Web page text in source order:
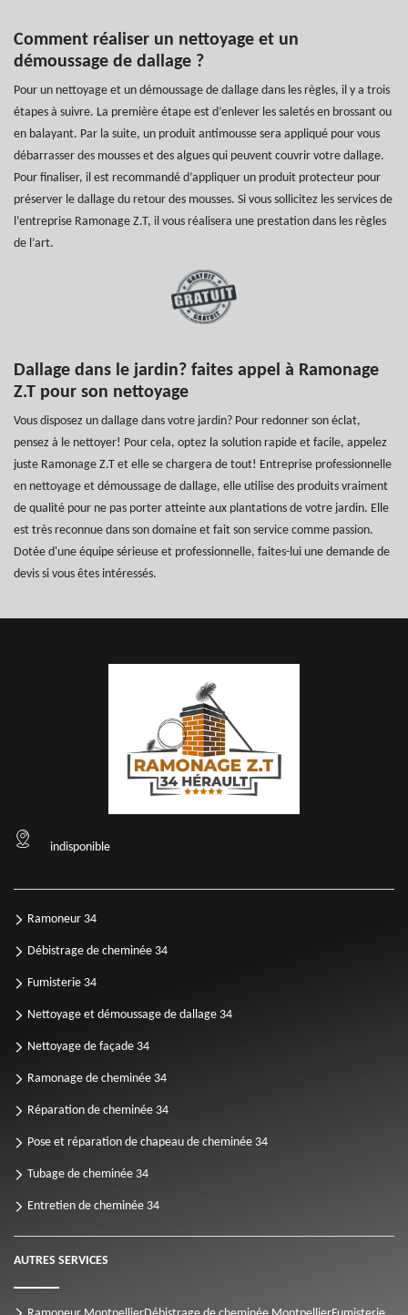
Comment réaliser un nettoyage et un
démoussage de dallage ?
Pour un nettoyage et un démoussage de dallage dans les règles, il y a trois
étapes à suivre. La première étape est d’enlever les saletés en brossant ou
en balayant. Par la suite, un produit antimousse sera appliqué pour vous
débarrasser des mousses et des algues qui peuvent couvrir votre dallage.
Pour finaliser, il est recommandé d’appliquer un produit protecteur pour
préserver le dallage du retour des mousses. Si vous sollicitez les services de
l’entreprise Ramonage Z.T, il vous réalisera une prestation dans les règles
de l’art.
Dallage dans le jardin? faites appel à Ramonage
Z.T pour son nettoyage
Vous disposez un dallage dans votre jardin? Pour redonner son éclat,
pensez à le nettoyer! Pour cela, optez la solution rapide et facile, appelez
juste Ramonage Z.T et elle se chargera de tout! Entreprise professionnelle
en nettoyage et démoussage de dallage, elle utilise des produits vraiment
de qualité pour ne pas porter atteinte aux plantations de votre jardin. Elle
est très reconnue dans son domaine et fait son service comme passion.
Dotée d'une équipe sérieuse et professionnelle, faites-lui une demande de
devis si vous êtes intéressés.
indisponible
Ramoneur 34
Débistrage de cheminée 34
Fumisterie 34
Nettoyage et démoussage de dallage 34
Nettoyage de façade 34
Ramonage de cheminée 34
Réparation de cheminée 34
Pose et réparation de chapeau de cheminée 34
Tubage de cheminée 34
Entretien de cheminée 34
AUTRES SERVICES